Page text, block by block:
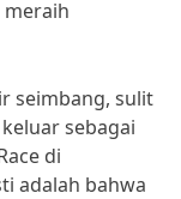
meraih
seimbang, sulit
sebagai
di
adalah bahwa